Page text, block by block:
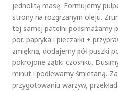
jednolitą masę. Formujemy
strony na rozgrzanym oleju.
tej samej patelni podsmażamy
por, papryka i pieczarki +
zmiękną, dodajemy pół puszki
pokrojone ząbki czosnku.
minut i podlewamy śmietaną.
przygotowaniu warzyw,